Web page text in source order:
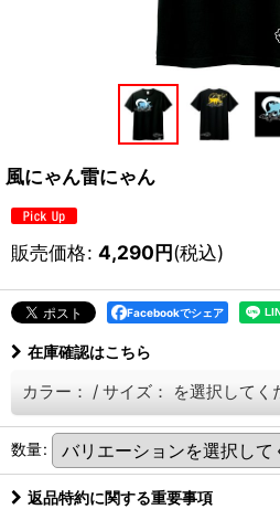
風にゃん雷にゃん
販売価格: 4,290円(税込)
Facebookでシェア
在庫確認はこちら
カラー： / サイズ： を選択してく
数量:
返品特約に関する重要事項